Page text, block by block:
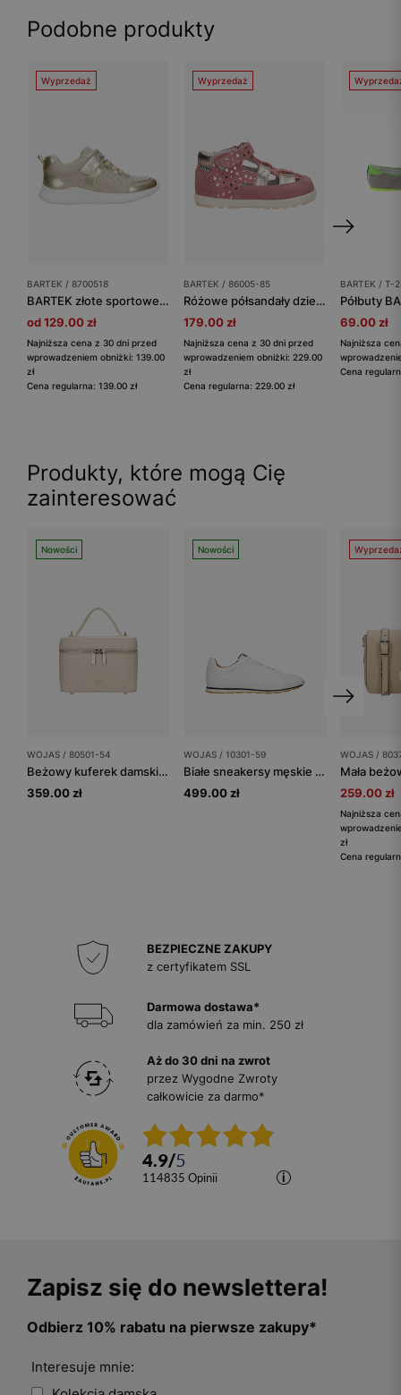
Podobne produkty
Wyprzedaż
BARTEK / 8700518
BARTEK złote sportowe sneakersy dla dziewczynki 87005-18
od 129.00 zł
Najniższa cena z 30 dni przed
wprowadzeniem obniżki: 139.00
zł
Cena regularna: 139.00 zł
Wyprzedaż
BARTEK / 86005-85
Różowe półsandały dziewczęce z błyszczącymi serduszkami BARTEK 86005-85
179.00 zł
Najniższa cena z 30 dni przed
wprowadzeniem obniżki: 229.00
zł
Cena regularna: 229.00 zł
BARTEK / T-
69.00 zł
Najniższa
Cena
Produkty, które mogą Cię
zainteresować
Nowości
WOJAS / 80501-54
Beżowy kuferek damski ze skóry licowej
359.00 zł
Nowości
WOJAS / 10301-59
Białe sneakersy męskie z kontrastową wstawką na podeszwie
499.00 zł
WOJAS /
259.00 zł
Najniższa
zł
Cena
BEZPIECZNE ZAKUPY
z certyfikatem SSL
Darmowa dostawa*
dla zamówień za min. 250 zł
Aż do 30 dni na zwrot
przez Wygodne Zwroty
całkowicie za darmo*
4.9/5
114835 opinii
Zapisz się do newslettera!
Odbierz 10% rabatu na pierwsze zakupy*
Interesuje mnie: